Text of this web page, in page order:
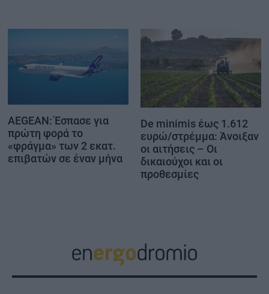
AEGEAN: Έσπασε για
πρώτη φορά το
«φράγμα» των 2 εκατ.
επιβατών σε έναν μήνα
De minimis έως 1.612
ευρώ/στρέμμα: Άνοιξαν
οι αιτήσεις – Οι
δικαιούχοι και οι
προθεσμίες